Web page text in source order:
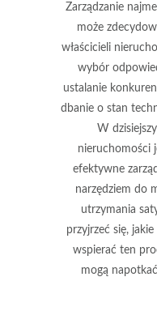
Zarządzanie
może
właścicieli
wybór
ustalanie
dbanie o stan
W
nieruchomości
efektywne
narzędziem do
utrzymania
przyjrzeć się,
wspierać ten
mogą